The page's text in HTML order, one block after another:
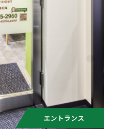
エントランス